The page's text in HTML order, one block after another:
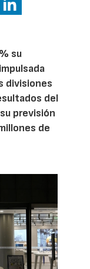
su
divisiones
del
previsión
de